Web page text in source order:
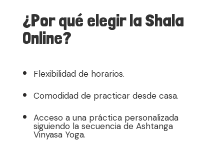
¿Por qué elegir la Shala
Online?
Flexibilidad de horarios.
Comodidad de practicar desde casa.
Acceso a una práctica personalizada
siguiendo la secuencia de Ashtanga
Vinyasa Yoga.